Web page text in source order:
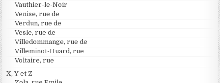
Vauthier-le-Noir
Venise, rue de
Verdun, rue de
Vesle, rue de
Villedommange, rue de
Villeminot-Huard, rue
Voltaire, rue
X, Y et Z